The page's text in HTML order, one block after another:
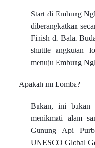
Start di Embung
diberangkatkan
Finish di Balai
shuttle angkutan
menuju Embung
Apakah ini Lomba?
Bukan, ini bukan
menikmati alam
Gunung Api
UNESCO Global